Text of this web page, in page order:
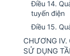
Điều 14.
tuyến điện
Điều 15.
CHƯƠNG IV.
SỬ DỤNG